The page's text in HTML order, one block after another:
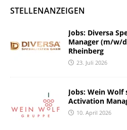
STELLENANZEIGEN
Jobs: Diversa
Manager (m/w/
Rheinberg
23. Juli 2026
Jobs: Wein Wolf
Activation
10. April 2026